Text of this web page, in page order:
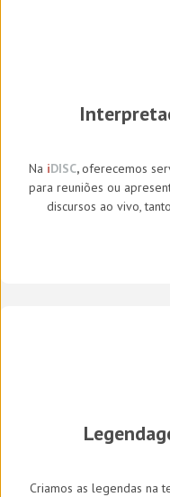
Na iDISC,oferecemos
para reuniões ou
discursos ao vivo,
Criamos as legendas na